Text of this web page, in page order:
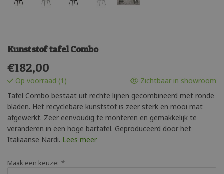
Kunststof tafel Combo
€182,00
Op voorraad (1)
Zichtbaar in showroom
Tafel Combo bestaat uit rechte lijnen gecombineerd met ronde
bladen. Het recyclebare kunststof is zeer sterk en mooi mat
afgewerkt. Zeer eenvoudig te monteren en gemakkelijk te
veranderen in een hoge bartafel. Geproduceerd door het
Italiaanse Nardi. Lees meer
Maak een keuze: *